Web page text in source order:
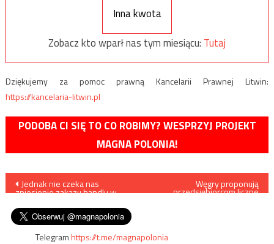
Inna kwota
Zobacz kto wparł nas tym miesiącu: Tutaj
Dziękujemy za pomoc prawną Kancelarii Prawnej Litwin:
https://kancelaria-litwin.pl
PODOBA CI SIĘ TO CO ROBIMY? WESPRZYJ PROJEKT
MAGNA POLONIA!
Nawigacja
wpisu
Jednak nie czeka nas
zniesienie zakazu handlu w
Węgry proponują
przedsiębiorcom liczne
Telegramhttps://t.me/magnapolonia